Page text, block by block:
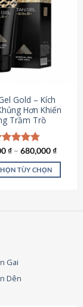
biến
tùy
chọn
có
chọn
trên
trang
sản
phẩm
Gold – Kích
Hơn Khiến
Trầm Trồ
xếp
4.79
₫ – 680,000₫
TÙY CHỌN
thể.
tùy
Gai
Dên